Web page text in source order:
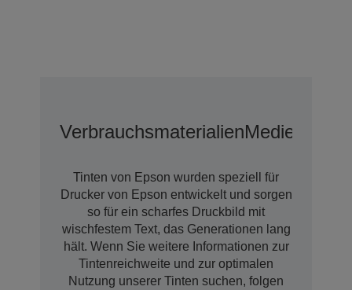
VerbrauchsmaterialienMedien
Tinten von Epson wurden speziell für
Drucker von Epson entwickelt und sorgen
so für ein scharfes Druckbild mit
wischfestem Text, das Generationen lang
hält. Wenn Sie weitere Informationen zur
Tintenreichweite und zur optimalen
Nutzung unserer Tinten suchen, folgen